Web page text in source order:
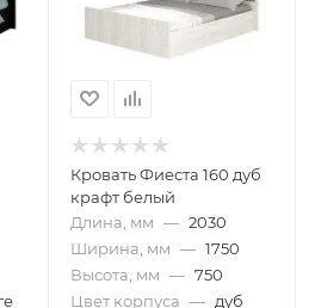
Кровать Фиеста 160 дуб
крафт белый
Длина, мм — 2030
Ширина, мм — 1750
Высота, мм — 750
Цвет корпуса — дуб